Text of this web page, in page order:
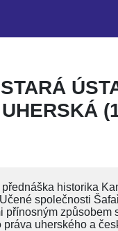
historika
společnosti
přínosným způsobem
uherského a